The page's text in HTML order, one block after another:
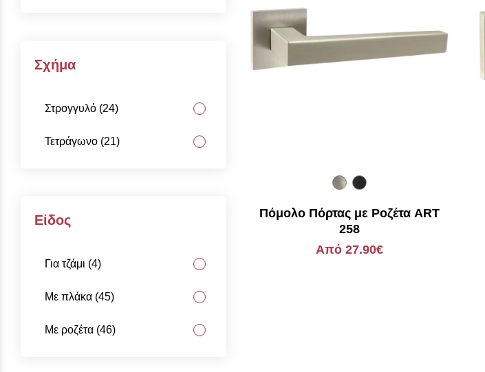
Σχήμα
Στρογγυλό (24)
Τετράγωνο (21)
Είδος
Για τζάμι (4)
Με πλάκα (45)
Με ροζέτα (46)
Πόμολο Πόρτας με Ροζέτα ART
258
Από 27.90€